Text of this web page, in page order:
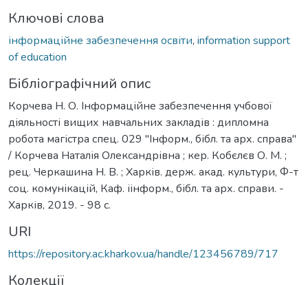
Ключові слова
інформаційне забезпечення освіти, information support
of education
Бібліографічний опис
Корчева Н. О. Інформаційне забезпечення учбової
діяльності вищих навчальних закладів : дипломна
робота магістра спец. 029 "Інформ., бібл. та арх. справа"
/ Корчева Наталія Олександрівна ; кер. Кобєлєв О. М. ;
рец. Черкашина Н. В. ; Харків. держ. акад. культури, Ф-т
соц. комунікацій, Каф. іінформ., бібл. та арх. справи. -
Харків, 2019. - 98 с.
URI
https://repository.ac.kharkov.ua/handle/123456789/717
Колекції